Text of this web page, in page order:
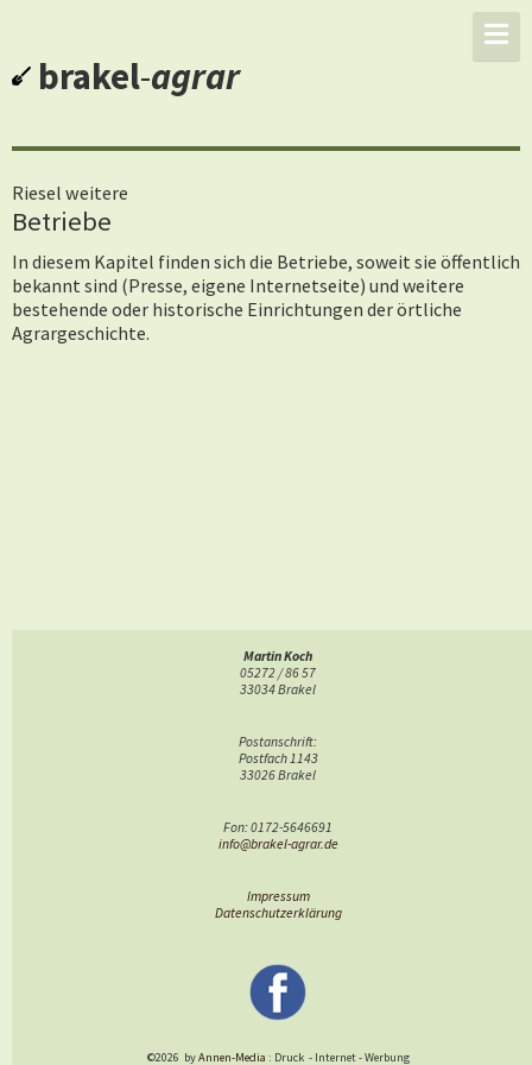
brakel-agrar
Riesel weitere
Betriebe
In diesem Kapitel finden sich die Betriebe, soweit sie öffentlich
bekannt sind (Presse, eigene Internetseite) und weitere
bestehende oder historische Einrichtungen der örtliche
Agrargeschichte.
Martin Koch
05272 / 86 57
33034 Brakel
Postanschrift:
Postfach 1143
33026 Brakel
Fon: 0172-5646691
info@brakel-agrar.de
Impressum
Datenschutzerklärung
©2026 byAnnen-Media : Druck - Internet-Werbung